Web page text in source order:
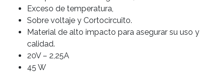
Exceso de temperatura,
Sobre voltaje y Cortocircuito.
Material de alto impacto para asegurar su uso y
calidad.
20V – 2,25A
45 W